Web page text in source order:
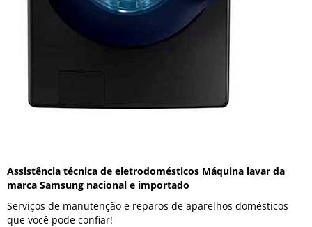
Assistência técnica de eletrodomésticos Máquina lavar da
marca Samsung nacional e importado
Serviços de manutenção e reparos de aparelhos domésticos
que você pode confiar!